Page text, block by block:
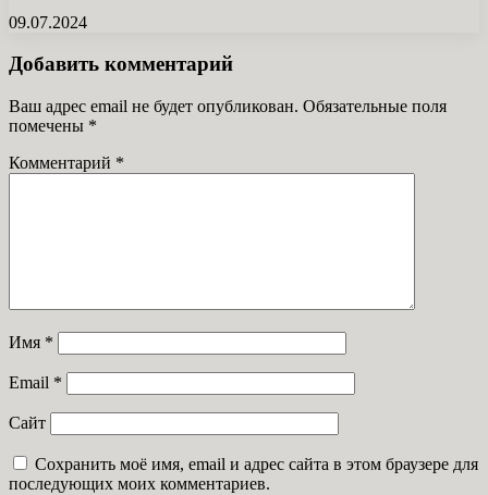
09.07.2024
Добавить комментарий
Ваш адрес email не будет опубликован. Обязательные поля
помечены *
Комментарий *
Имя *
Email *
Сайт
Сохранить моё имя, email и адрес сайта в этом браузере для
последующих моих комментариев.